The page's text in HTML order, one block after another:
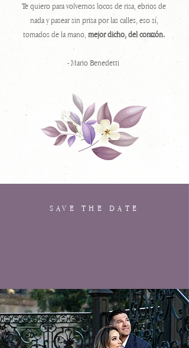
Te quiero para volvernos locos de risa, ebrios de
nada y pasear sin prisa por las calles, eso sí,
tomados de la mano, mejor dicho, del corazón.
- Mario Benedetti
SAVE THE DATE